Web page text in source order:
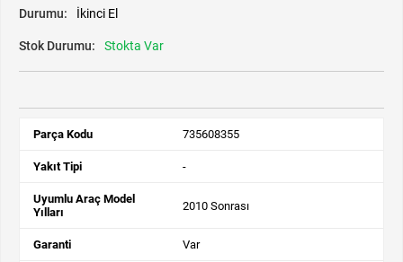
Durumu: İkinci El
Stok Durumu: Stokta Var
Parça Kodu 735608355
Yakıt Tipi -
Uyumlu Araç Model
Yılları
2010 Sonrası
Garanti Var